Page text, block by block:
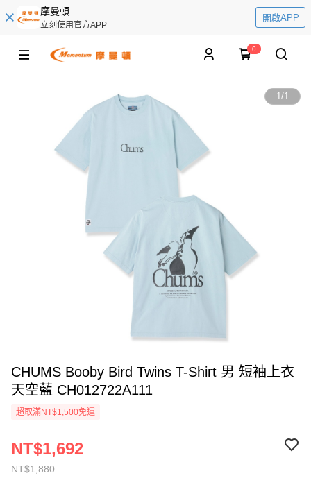
摩曼頓
立刻使用官方APP
開啟APP
0
1/1
CHUMS Booby Bird Twins T-Shirt 男 短袖上衣
天空藍 CH012722A111
超取滿NT$1,500免運
NT$1,880
NT$1,692